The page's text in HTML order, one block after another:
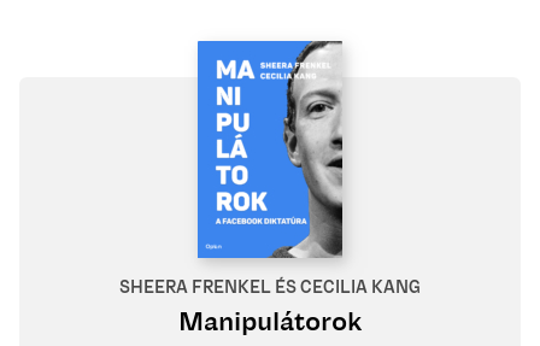
SHEERA FRENKEL ÉS CECILIA KANG
Manipulátorok